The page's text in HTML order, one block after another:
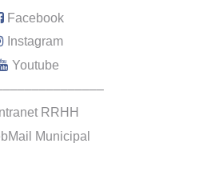
Facebook
Instagram
Youtube
Intranet RRHH
Municipal